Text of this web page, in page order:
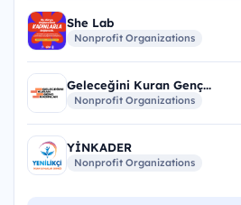
She Lab
Nonprofit Organizations
Geleceğini Kuran Genç...
Nonprofit Organizations
YİNKADER
Nonprofit Organizations